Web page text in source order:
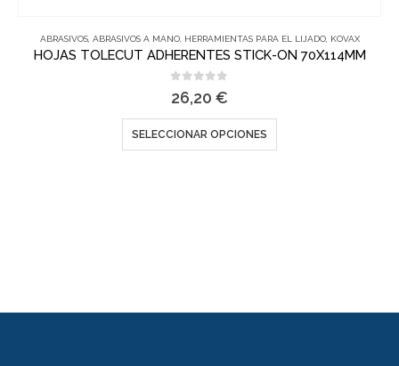
ABRASIVOS, ABRASIVOS A MANO, HERRAMIENTAS PARA EL LIJADO, KOVAX
HOJAS TOLECUT ADHERENTES STICK-ON 70X114MM
out of 5
26,20 €
SELECCIONAR OPCIONES